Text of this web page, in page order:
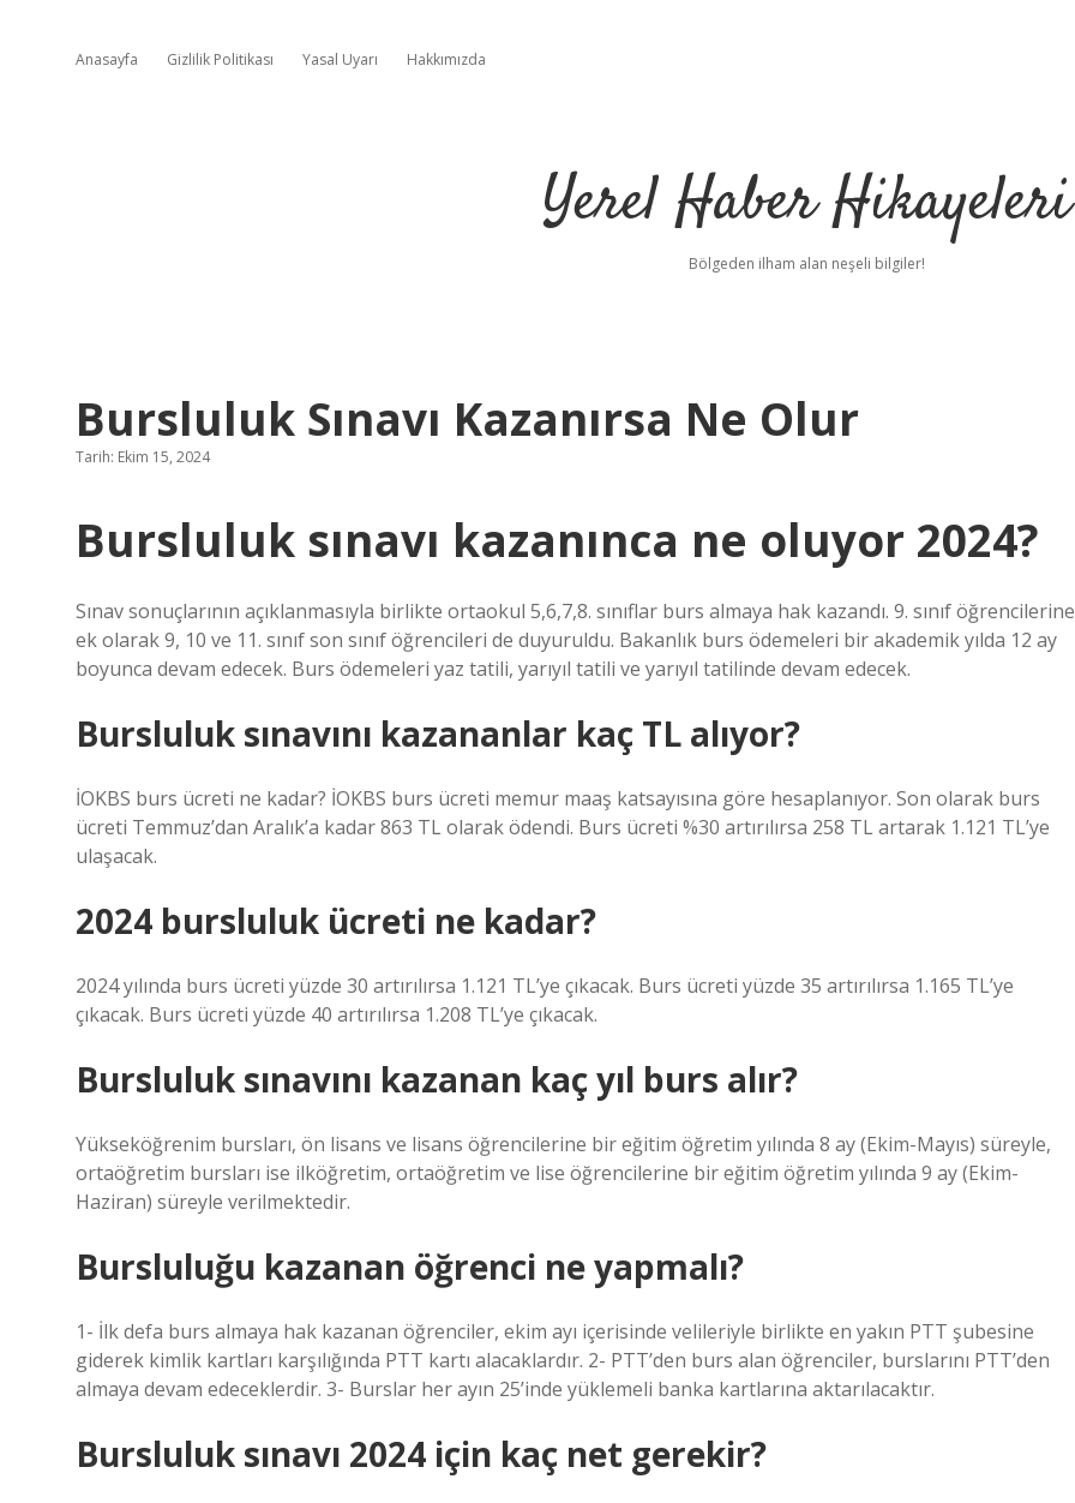
Anasayfa Gizlilik Politikası Yasal Uyarı Hakkımızda
Yerel Haber Hikayeleri
Bölgeden ilham alan neşeli bilgiler!
Bursluluk Sınavı Kazanırsa Ne Olur
Tarih: Ekim 15, 2024
Bursluluk sınavı kazanınca ne oluyor 2024?
Sınav sonuçlarının açıklanmasıyla birlikte ortaokul 5,6,7,8. sınıflar burs almaya hak kazandı. 9. sınıf öğrencilerine
ek olarak 9, 10 ve 11. sınıf son sınıf öğrencileri de duyuruldu. Bakanlık burs ödemeleri bir akademik yılda 12 ay
boyunca devam edecek. Burs ödemeleri yaz tatili, yarıyıl tatili ve yarıyıl tatilinde devam edecek.
Bursluluk sınavını kazananlar kaç TL alıyor?
İOKBS burs ücreti ne kadar? İOKBS burs ücreti memur maaş katsayısına göre hesaplanıyor. Son olarak burs
ücreti Temmuz’dan Aralık’a kadar 863 TL olarak ödendi. Burs ücreti %30 artırılırsa 258 TL artarak 1.121 TL’ye
ulaşacak.
2024 bursluluk ücreti ne kadar?
2024 yılında burs ücreti yüzde 30 artırılırsa 1.121 TL’ye çıkacak. Burs ücreti yüzde 35 artırılırsa 1.165 TL’ye
çıkacak. Burs ücreti yüzde 40 artırılırsa 1.208 TL’ye çıkacak.
Bursluluk sınavını kazanan kaç yıl burs alır?
Yükseköğrenim bursları, ön lisans ve lisans öğrencilerine bir eğitim öğretim yılında 8 ay (Ekim-Mayıs) süreyle,
ortaöğretim bursları ise ilköğretim, ortaöğretim ve lise öğrencilerine bir eğitim öğretim yılında 9 ay (Ekim-
Haziran) süreyle verilmektedir.
Bursluluğu kazanan öğrenci ne yapmalı?
1- İlk defa burs almaya hak kazanan öğrenciler, ekim ayı içerisinde velileriyle birlikte en yakın PTT şubesine
giderek kimlik kartları karşılığında PTT kartı alacaklardır. 2- PTT’den burs alan öğrenciler, burslarını PTT’den
almaya devam edeceklerdir. 3- Burslar her ayın 25’inde yüklemeli banka kartlarına aktarılacaktır.
Bursluluk sınavı 2024 için kaç net gerekir?